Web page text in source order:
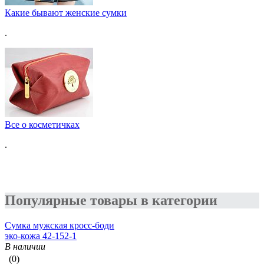
Какие бывают женские сумки
.
Все о косметичках
.
Популярные товары в категории
Сумка мужская кросс-боди
эко-кожа 42-152-1
В наличии
(0)